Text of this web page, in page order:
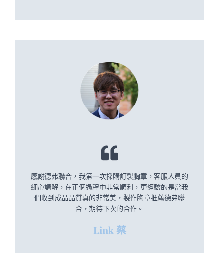
感謝德弗聯合，我第一次採購訂製胸章，客服人員的
細心講解，在正個過程中非常順利，更經驗的是當我
們收到成品品質真的非常美，製作胸章推薦德弗聯
合，期待下次的合作。
Link 蔡